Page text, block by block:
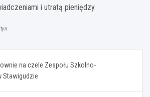
i utratą pieniędzy.
na czele Zespołu Szkolno-
Stawigudzie